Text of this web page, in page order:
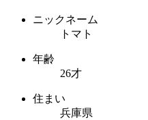
ニックネーム
トマト
年齢
26才
住まい
兵庫県